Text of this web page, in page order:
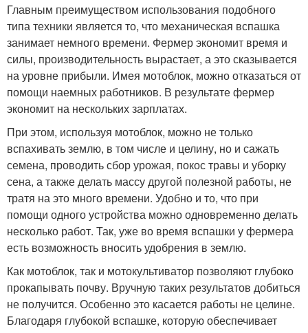
Главным преимуществом использования подобного
типа техники является то, что механическая вспашка
занимает немного времени. Фермер экономит время и
силы, производительность вырастает, а это сказывается
на уровне прибыли. Имея мотоблок, можно отказаться от
помощи наемных работников. В результате фермер
экономит на нескольких зарплатах.
При этом, используя мотоблок, можно не только
вспахивать землю, в том числе и целину, но и сажать
семена, проводить сбор урожая, покос травы и уборку
сена, а также делать массу другой полезной работы, не
тратя на это много времени. Удобно и то, что при
помощи одного устройства можно одновременно делать
несколько работ. Так, уже во время вспашки у фермера
есть возможность вносить удобрения в землю.
Как мотоблок, так и мотокультиватор позволяют глубоко
прокапывать почву. Вручную таких результатов добиться
не получится. Особенно это касается работы не целине.
Благодаря глубокой вспашке, которую обеспечивает